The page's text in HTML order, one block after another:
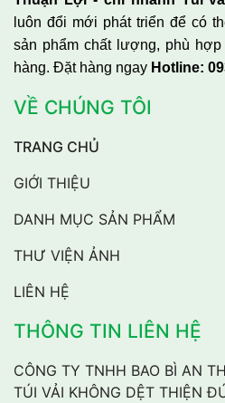
luôn đổi mới phát triển để có
sản phẩm chất lượng, phù
hàng. Đặt hàng ngay Hotline:
VỀ CHÚNG TÔI
TRANG CHỦ
GIỚI THIỆU
DANH MỤC SẢN PHẨM
THƯ VIỆN ẢNH
LIÊN HỆ
THÔNG TIN LIÊN HỆ
CÔNG TY TNHH BAO BÌ AN
TÚI VẢI KHÔNG DỆT THIỆN